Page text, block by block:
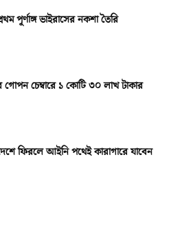
পূর্ণাঙ্গ ভাইরাসের নকশা তৈরি
গোপন চেম্বারে ১ কোটি ৩০ লাখ টাকার
ফিরলে আইনি পথেই কারাগারে যাবেন